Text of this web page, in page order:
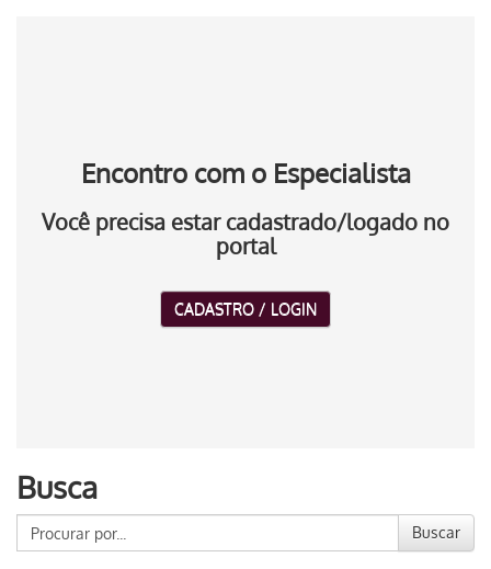
Encontro com o Especialista
Você precisa estar cadastrado/logado no
portal
CADASTRO / LOGIN
Busca
Buscar